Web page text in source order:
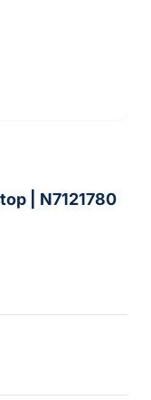
| N7121780